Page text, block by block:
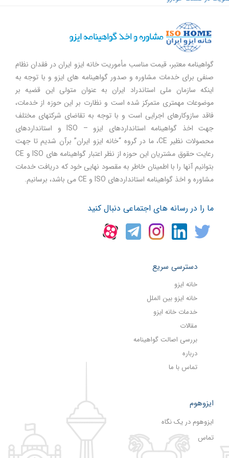
گواهینامه معتبر، قیمت مناسب مأموریت خانه ایزو ایران در فقدان نظام
صنفی برای خدمات مشاوره و صدور گواهینامه های ایزو و با توجه به
اینکه سازمان ملی استاندراد ایران به عنوان متولی این قضیه بر
موضوعات مهمتری متمرکز شده است و نظارت بر این حوزه از خدمات،
فاقد سازوکارهای اجرایی است و با توجه به تقاضای شرکتهای مختلف
جهت اخذ گواهینامه استانداردهای ایزو – ISO و استانداردهای
محصولات نظیر CE، ما در گروه “خانه ایزو ایران” برآن شدیم تا جهت
رعایت حقوق مشتریان این حوزه از نظر اعتبار گواهینامه های ISO و CE
بتوانیم آنها را با اطمینان خاطر به مقصود نهایی خود که دریافت خدمات
مشاوره و اخذ گواهینامه استانداردهای ISO و CE می باشد، برسانیم.
ما را در رسانه های اجتماعی دنبال کنید
دسترسی سریع
خانه ایزو
خانه ایزو بین الملل
خدمات خانه ایزو
مقالات
بررسی اصالت گواهینامه
درباره
تماس با ما
ایزوهوم
ایزوهوم در یک نگاه
تماس